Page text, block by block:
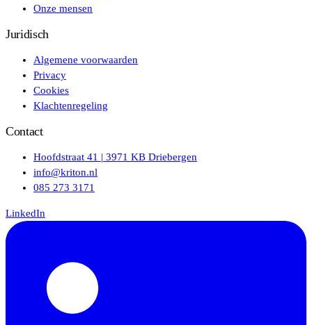
Onze mensen
Juridisch
Algemene voorwaarden
Privacy
Cookies
Klachtenregeling
Contact
Hoofdstraat 41 | 3971 KB Driebergen
info@kriton.nl
085 273 3171
LinkedIn